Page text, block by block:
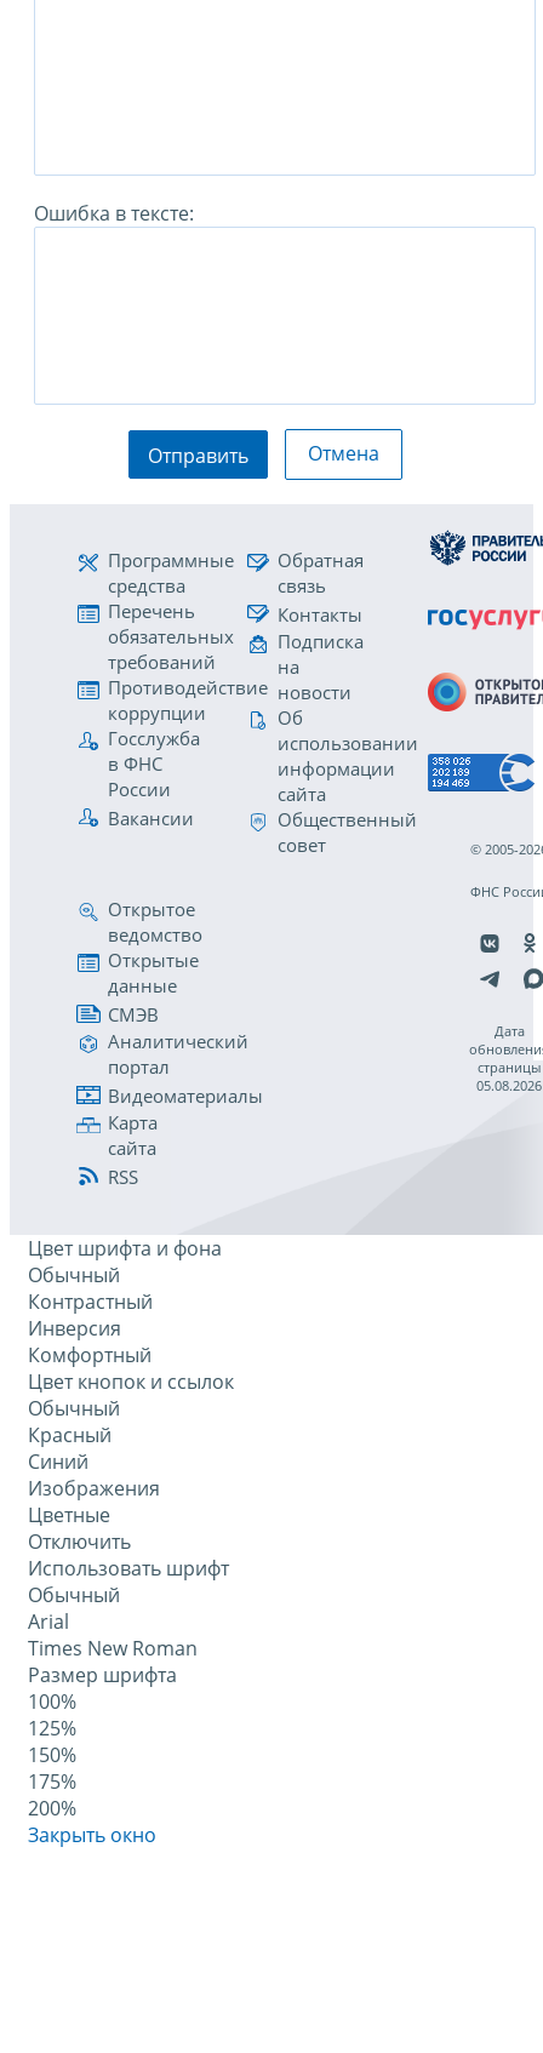
Ошибка в тексте:
Отправить Отмена
Программные
средства
Перечень
обязательных
требований
Противодействие
коррупции
Госслужба
в ФНС
России
Вакансии
Обратная
связь
Контакты
Подписка
на
новости
Об
использовании
информации
сайта
Общественный
совет
Открытое
ведомство
Открытые
данные
СМЭВ
Аналитический
портал
Видеоматериалы
Карта
сайта
RSS
© 2005-
ФНС
Дата
страницы
05.08.2026
Цвет шрифта и фона
Обычный
Контрастный
Инверсия
Комфортный
Цвет кнопок и ссылок
Обычный
Красный
Синий
Изображения
Цветные
Отключить
Использовать шрифт
Обычный
Arial
Times New Roman
Размер шрифта
100%
125%
150%
175%
200%
Закрыть окно